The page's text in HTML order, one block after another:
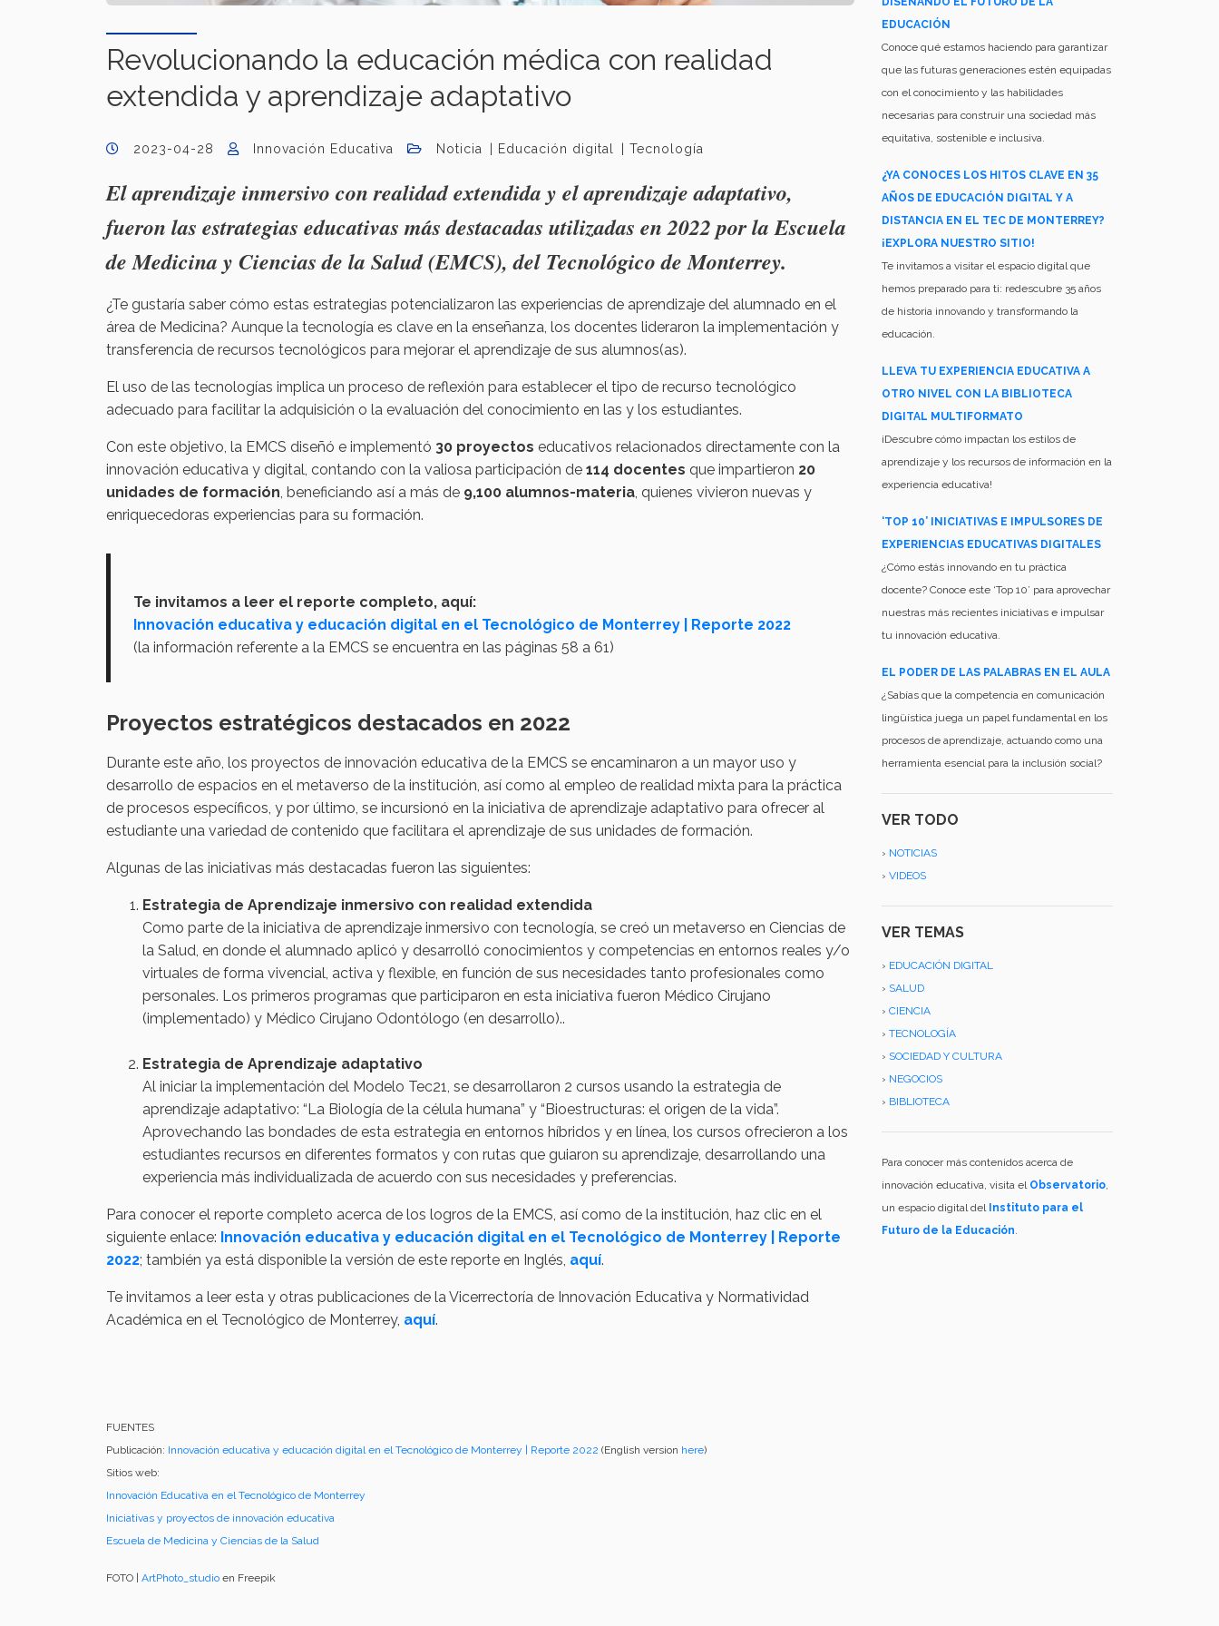
Revolucionando la educación médica con realidad
extendida y aprendizaje adaptativo
2023-04-28 Innovación Educativa Noticia Educación digital Tecnología
El aprendizaje inmersivo con realidad extendida y el aprendizaje adaptativo,
fueron las estrategias educativas más destacadas utilizadas en 2022 por la Escuela
de Medicina y Ciencias de la Salud (EMCS), del Tecnológico de Monterrey.
¿Te gustaría saber cómo estas estrategias potencializaron las experiencias de aprendizaje del alumnado en el
área de Medicina? Aunque la tecnología es clave en la enseñanza, los docentes lideraron la implementación y
transferencia de recursos tecnológicos para mejorar el aprendizaje de sus alumnos(as).
El uso de las tecnologías implica un proceso de reflexión para establecer el tipo de recurso tecnológico
adecuado para facilitar la adquisición o la evaluación del conocimiento en las y los estudiantes.
Con este objetivo, la EMCS diseñó e implementó 30 proyectos educativos relacionados directamente con la
innovación educativa y digital, contando con la valiosa participación de 114 docentes que impartieron 20
unidades de formación , beneficiando así a más de 9,100 alumnos-materia , quienes vivieron nuevas y
enriquecedoras experiencias para su formación.
Te invitamos a leer el reporte completo, aquí:
Innovación educativa y educación digital en el Tecnológico de Monterrey | Reporte 2022
(la información referente a la EMCS se encuentra en las páginas 58 a 61)
Proyectos estratégicos destacados en 2022
Durante este año, los proyectos de innovación educativa de la EMCS se encaminaron a un mayor uso y
desarrollo de espacios en el metaverso de la institución, así como al empleo de realidad mixta para la práctica
de procesos específicos, y por último, se incursionó en la iniciativa de aprendizaje adaptativo para ofrecer al
estudiante una variedad de contenido que facilitara el aprendizaje de sus unidades de formación.
Algunas de las iniciativas más destacadas fueron las siguientes:
Estrategia de Aprendizaje inmersivo con realidad extendida
Como parte de la iniciativa de aprendizaje inmersivo con tecnología, se creó un metaverso en Ciencias de
la Salud, en donde el alumnado aplicó y desarrolló conocimientos y competencias en entornos reales y/o
virtuales de forma vivencial, activa y flexible, en función de sus necesidades tanto profesionales como
personales. Los primeros programas que participaron en esta iniciativa fueron Médico Cirujano
(implementado) y Médico Cirujano Odontólogo (en desarrollo)..
Estrategia de Aprendizaje adaptativo
Al iniciar la implementación del Modelo Tec21, se desarrollaron 2 cursos usando la estrategia de
aprendizaje adaptativo: “La Biología de la célula humana” y “Bioestructuras: el origen de la vida”.
Aprovechando las bondades de esta estrategia en entornos híbridos y en línea, los cursos ofrecieron a los
estudiantes recursos en diferentes formatos y con rutas que guiaron su aprendizaje, desarrollando una
experiencia más individualizada de acuerdo con sus necesidades y preferencias.
Para conocer el reporte completo acerca de los logros de la EMCS, así como de la institución, haz clic en el
siguiente enlace: Innovación educativa y educación digital en el Tecnológico de Monterrey | Reporte
2022; también ya está disponible la versión de este reporte en Inglés, aquí.
Te invitamos a leer esta y otras publicaciones de la Vicerrectoría de Innovación Educativa y Normatividad
Académica en el Tecnológico de Monterrey, aquí.
FUENTES
Publicación: Innovación educativa y educación digital en el Tecnológico de Monterrey | Reporte 2022 (English version here)
Sitios web:
Innovación Educativa en el Tecnológico de Monterrey
Iniciativas y proyectos de innovación educativa
Escuela de Medicina y Ciencias de la Salud
FOTO | ArtPhoto_studio en Freepik
EDUCACIÓN
Conoce qué estamos haciendo para garantizar
que las futuras generaciones estén equipadas
con el conocimiento y las habilidades
necesarias para construir una sociedad más
equitativa, sostenible e inclusiva.
¿YA CONOCES LOS HITOS CLAVE EN 35
AÑOS DE EDUCACIÓN DIGITAL Y A
DISTANCIA EN EL TEC DE MONTERREY?
¡EXPLORA NUESTRO SITIO!
Te invitamos a visitar el espacio digital que
hemos preparado para ti: redescubre 35 años
de historia innovando y transformando la
educación.
LLEVA TU EXPERIENCIA EDUCATIVA A
OTRO NIVEL CON LA BIBLIOTECA
DIGITAL MULTIFORMATO
¡Descubre cómo impactan los estilos de
aprendizaje y los recursos de información en la
experiencia educativa!
‘TOP 10’ INICIATIVAS E IMPULSORES DE
EXPERIENCIAS EDUCATIVAS DIGITALES
¿Cómo estás innovando en tu práctica
docente? Conoce este ‘Top 10’ para aprovechar
nuestras más recientes iniciativas e impulsar
tu innovación educativa.
EL PODER DE LAS PALABRAS EN EL AULA
¿Sabías que la competencia en comunicación
lingüística juega un papel fundamental en los
procesos de aprendizaje, actuando como una
herramienta esencial para la inclusión social?
VER TODO
› NOTICIAS
› VIDEOS
VER TEMAS
› EDUCACIÓN DIGITAL
› SALUD
› CIENCIA
› TECNOLOGÍA
› SOCIEDAD Y CULTURA
› NEGOCIOS
› BIBLIOTECA
Para conocer más contenidos acerca de
innovación educativa, visita el Observatorio,
un espacio digital del Instituto para el
Futuro de la Educación.